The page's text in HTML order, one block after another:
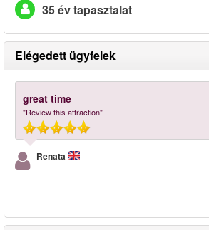
35 év tapasztalat
Elégedett ügyfelek
great time
"Review this attraction"
Renata